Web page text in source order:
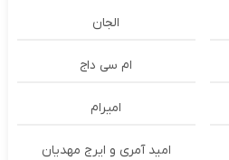
الجان
ام سی داج
اميرام
امید آمری و ایرج مهدیان